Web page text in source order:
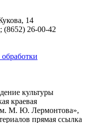
14
(8652) 26-00-42
культуры
краевая
М. Ю. Лермонтова»,
прямая ссылка